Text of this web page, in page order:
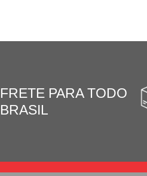
FRETE PARA TODO
BRASIL